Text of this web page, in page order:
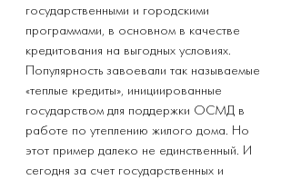
государственными и городскими
программами, в основном в качестве
кредитования на выгодных условиях.
Популярность завоевали так называемые
«теплые кредиты», инициированные
государством для поддержки ОСМД в
работе по утеплению жилого дома. Но
этот пример далеко не единственный. И
сегодня за счет государственных и